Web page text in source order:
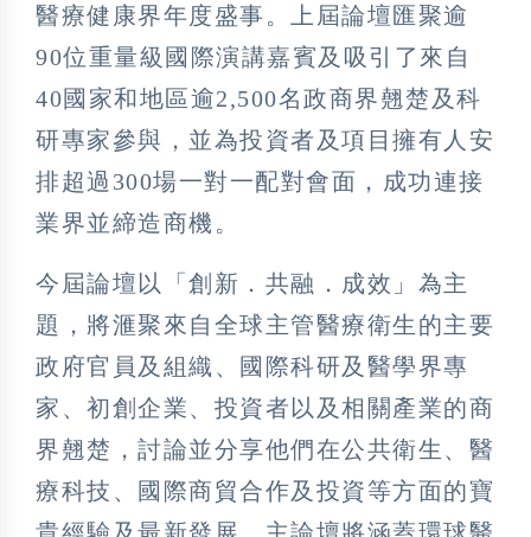
醫療健康界年度盛事。上屆論壇匯聚逾
90位重量級國際演講嘉賓及吸引了來自
40國家和地區逾2,500名政商界翹楚及科
研專家參與，並為投資者及項目擁有人安
排超過300場一對一配對會面，成功連接
業界並締造商機。
今屆論壇以「創新．共融．成效」為主
題，將滙聚來自全球主管醫療衛生的主要
政府官員及組織、國際科研及醫學界專
家、初創企業、投資者以及相關產業的商
界翹楚，討論並分享他們在公共衛生、醫
療科技、國際商貿合作及投資等方面的寶
貴經驗及最新發展。主論壇將涵蓋環球醫